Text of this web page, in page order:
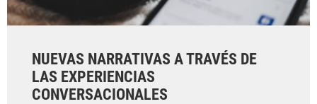
NUEVAS NARRATIVAS A TRAVÉS DE
LAS EXPERIENCIAS
CONVERSACIONALES